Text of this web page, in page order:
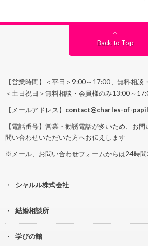
Back to Top
【営業時間】＜平日＞9:00～17:00、無料相
＜土日祝日＞無料相談・会員様のみ13:00～
【メールアドレス】 contact@charles-of-
【電話番号】営業・勧誘電話が多いため、お
問い合わせいただいた方へお伝えします
※メール、お問い合わせフォームからは24時間
シャルル株式会社
結婚相談所
学びの館